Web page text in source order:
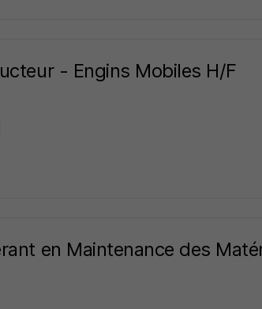
- Engins Mobiles H/F
en Maintenance des